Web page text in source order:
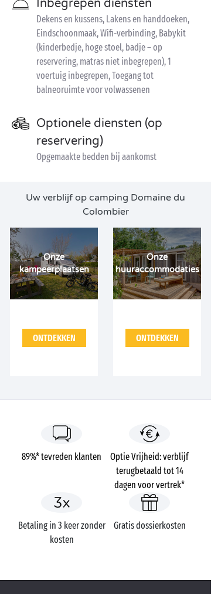
Inbegrepen diensten
Dekens en kussens, Lakens en handdoeken,
Eindschoonmaak, Wifi-verbinding, Babykit
(kinderbedje, hoge stoel, badje – op
reservering, matras niet inbegrepen), 1
voertuig inbegrepen, Toegang tot
balneoruimte voor volwassenen
Optionele diensten (op
reservering)
Opgemaakte bedden bij aankomst
Uw verblijf op camping Domaine du
Colombier
Onze
kampeerplaatsen
ONTDEKKEN
Onze
huuraccommodaties
ONTDEKKEN
89%* tevreden klanten
Optie Vrijheid: verblijf
terugbetaald tot 14
dagen voor vertrek*
Betaling in 3 keer zonder
kosten
Gratis dossierkosten